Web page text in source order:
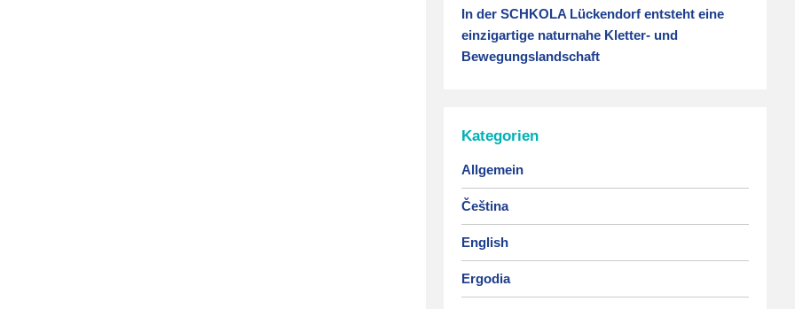
In der SCHKOLA Lückendorf entsteht eine
einzigartige naturnahe Kletter- und
Bewegungslandschaft
Kategorien
Allgemein
Čeština
English
Ergodia